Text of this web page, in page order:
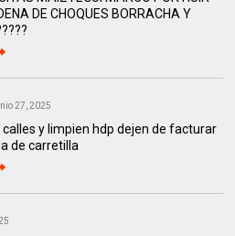
DE CHOQUES BORRACHA Y
27, 2025
y limpien hdp dejen de facturar
de carretilla